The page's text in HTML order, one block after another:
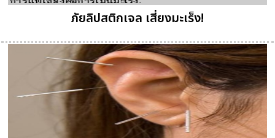
ภัยลิปสติกเจล เสี่ยงมะเร็ง!